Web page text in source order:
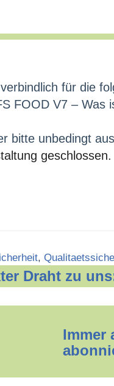
für die
FOOD V7 –
bitte unbedingt
geschlossen.
,
Draht zu
Immer